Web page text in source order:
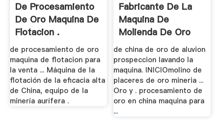
De Procesamiento
De Oro Maquina De
Flotacion .
de procesamiento de oro
maquina de flotacion para
la venta ... Máquina de la
flotación de la eficacia alta
de China, equipo de la
minería aurífera .
Fabricante De La
Maquina De
Molienda De Oro
China
de china de oro de aluvion
prospeccion lavando la
maquina. INICIOmolino de
placeres de oro mineria ...
Oro y . procesamiento de
oro en china maquina para
...